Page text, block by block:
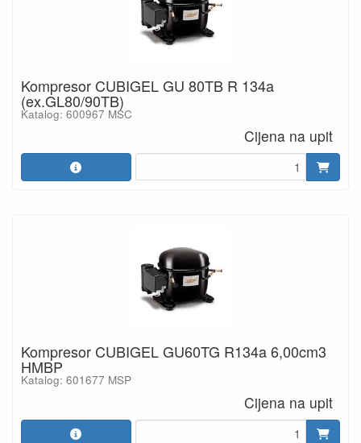
Kompresor CUBIGEL GU 80TB R 134a
(ex.GL80/90TB)
Katalog: 600967 MSC
Cijena na upit
Kompresor CUBIGEL GU60TG R134a 6,00cm3
HMBP
Katalog: 601677 MSP
Cijena na upit